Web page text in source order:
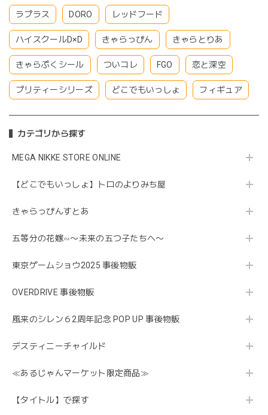
ラプラス DORO レッドフード
ハイスクールD×D きゃらっぴん きゃらとりあ
きゃらぷくシール ついコレ FGO 恋と深空
プリティーシリーズ どこでもいっしょ フィギュア
カテゴリから探す
MEGA NIKKE STORE ONLINE
【どこでもいっしょ】トロのよりみち屋
きゃらっぴんすとあ
五等分の花嫁∽〜未来の五つ子たちへ〜
東京ゲームショウ2025 事後物販
OVERDRIVE 事後物販
風来のシレン６2周年記念 POP UP 事後物販
デスティニーチャイルド
≪あるじゃんマーケット限定商品≫
【タイトル】で探す